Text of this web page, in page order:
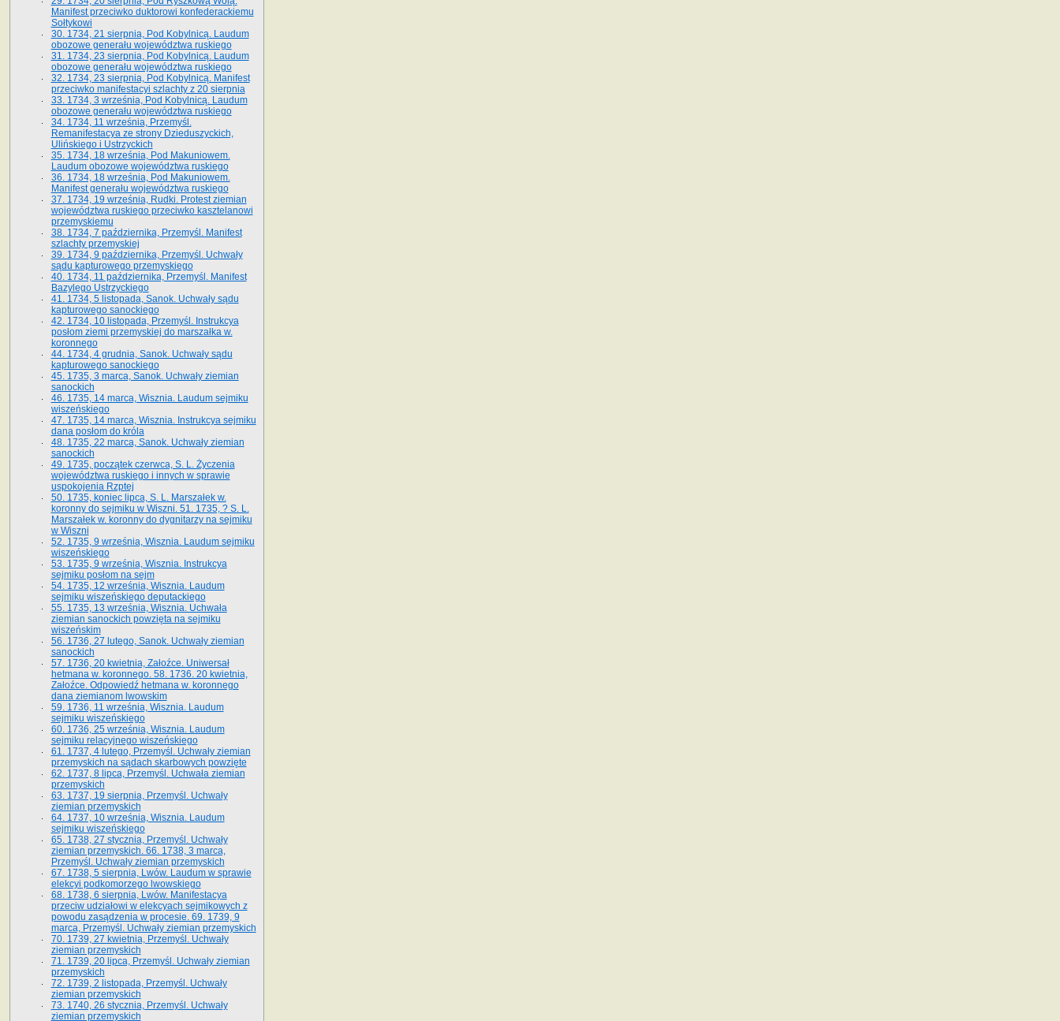
Manifest przeciwko duktorowi konfederackiemu
Sołtykowi
30. 1734, 21 sierpnia, Pod Kobylnicą. Laudum
obozowe generału województwa ruskiego
31. 1734, 23 sierpnia, Pod Kobylnicą. Laudum
obozowe generału województwa ruskiego
32. 1734, 23 sierpnia, Pod Kobylnicą. Manifest
przeciwko manifestacyi szlachty z 20 sierpnia
33. 1734, 3 września, Pod Kobylnicą. Laudum
obozowe generału województwa ruskiego
34. 1734, 11 września, Przemyśl.
Remanifestacya ze strony Dzieduszyckich,
Ulińskiego i Ustrzyckich
35. 1734, 18 września, Pod Makuniowem.
Laudum obozowe województwa ruskiego
36. 1734, 18 września, Pod Makuniowem.
Manifest generału województwa ruskiego
37. 1734, 19 września, Rudki. Protest ziemian
województwa ruskiego przeciwko kasztelanowi
przemyskiemu
38. 1734, 7 października, Przemyśl. Manifest
szlachty przemyskiej
39. 1734, 9 października, Przemyśl. Uchwały
sądu kapturowego przemyskiego
40. 1734, 11 października, Przemyśl. Manifest
Bazylego Ustrzyckiego
41. 1734, 5 listopada, Sanok. Uchwały sądu
kapturowego sanockiego
42. 1734, 10 listopada, Przemyśl. Instrukcya
posłom ziemi przemyskiej do marszałka w.
koronnego
44. 1734, 4 grudnia, Sanok. Uchwały sądu
kapturowego sanockiego
45. 1735, 3 marca, Sanok. Uchwały ziemian
sanockich
46. 1735, 14 marca, Wisznia. Laudum sejmiku
wiszeńskiego
47. 1735, 14 marca, Wisznia. Instrukcya sejmiku
dana posłom do króla
48. 1735, 22 marca, Sanok. Uchwały ziemian
sanockich
49. 1735, początek czerwca, S. L. Życzenia
województwa ruskiego i innych w sprawie
uspokojenia Rzptej
50. 1735, koniec lipca, S. L. Marszałek w.
koronny do sejmiku w Wiszni. 51. 1735, ? S. L.
Marszałek w. koronny do dygnitarzy na sejmiku
w Wiszni
52. 1735, 9 września, Wisznia. Laudum sejmiku
wiszeńskiego
53. 1735, 9 września, Wisznia. Instrukcya
sejmiku posłom na sejm
54. 1735, 12 września, Wisznia. Laudum
sejmiku wiszeńskiego deputackiego
55. 1735, 13 września, Wisznia. Uchwała
ziemian sanockich powzięta na sejmiku
wiszeńskim
56. 1736, 27 lutego, Sanok. Uchwały ziemian
sanockich
57. 1736, 20 kwietnia, Załoźce. Uniwersał
hetmana w. koronnego. 58. 1736. 20 kwietnia,
Załoźce. Odpowiedź hetmana w. koronnego
dana ziemianom lwowskim
59. 1736, 11 września, Wisznia. Laudum
sejmiku wiszeńskiego
60. 1736, 25 września, Wisznia. Laudum
sejmiku relacyjnego wiszeńskiego
61. 1737, 4 lutego, Przemyśl. Uchwały ziemian
przemyskich na sądach skarbowych powzięte
62. 1737, 8 lipca, Przemyśl. Uchwała ziemian
przemyskich
63. 1737, 19 sierpnia, Przemyśl. Uchwały
ziemian przemyskich
64. 1737, 10 września, Wisznia. Laudum
sejmiku wiszeńskiego
65. 1738, 27 stycznia, Przemyśl. Uchwały
ziemian przemyskich­­. 66. 1738, 3 marca,
Przemyśl. Uchwały ziemian przemyskich­
67. 1738, 5 sierpnia, Lwów. Laudum w sprawie
elekcyi podkomorzego lwowskiego
68. 1738, 6 sierpnia, Lwów. Manifestacya
przeciw udziałowi w elekcyach sejmikowych z
powodu zasądzenia w procesie. 69. 1739, 9
marca, Przemyśl. Uchwały ziemian przemyskich
70. 1739, 27 kwietnia, Przemyśl. Uchwały
ziemian przemyskich
71. 1739, 20 lipca, Przemyśl. Uchwały ziemian
przemyskich
72. 1739, 2 listopada, Przemyśl. Uchwały
ziemian przemyskich
73. 1740, 26 stycznia, Przemyśl. Uchwały
ziemian przemyskich